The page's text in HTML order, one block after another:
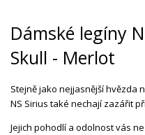
Dámské legíny
Skull - Merlot
Stejně jako nejjasnější hvězda
NS Sirius také nechají zazářit
Jejich pohodlí a odolnost vás